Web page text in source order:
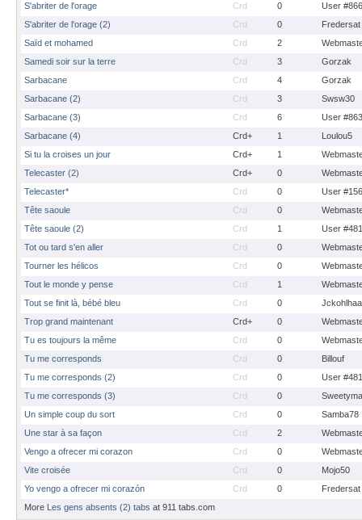
S'abriter de l'orage
Crd 0
User
S'abriter de l'orage (2)
Crd 0
Fredersat
Saïd et mohamed
Crd 2
Samedi soir sur la terre
Crd 3
Gorzak
Sarbacane
Crd 4
Gorzak
Sarbacane (2)
Crd 3
Swsw30
Sarbacane (3)
Crd 6
User
Sarbacane (4)
Crd+ 1
Loulou5
Si tu la croises un jour
Crd+ 1
Telecaster (2)
Crd+ 0
Telecaster*
Crd 0
User
Tête saoule
Crd 0
Tête saoule (2)
Crd 1
User
Tot ou tard s'en aller
Crd 0
Tourner les hélicos
Crd 0
Tout le monde y pense
Crd 1
Tout se finit là, bébé bleu
Crd 0
Trop grand maintenant
Crd+ 0
Tu es toujours la même
Crd 0
Tu me corresponds
Crd 0
Billouf
Tu me corresponds (2)
Crd 0
User
Tu me corresponds (3)
Crd 0
Un simple coup du sort
Crd 0
Samba78
Une star à sa façon
Crd 2
Vengo a ofrecer mi corazon
Crd 0
Vite croisée
Crd 0
Mojo50
Yo vengo a ofrecer mi corazón
Crd 0
Fredersat
More Les gens absents (2) tabs at 911 tabs.com